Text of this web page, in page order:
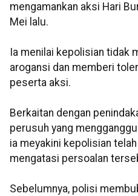
mengamankan aksi Hari
Mei lalu.
Ia menilai kepolisian tidak
arogansi dan memberi
peserta aksi.
Berkaitan dengan
perusuh yang
ia meyakini kepolisian
mengatasi persoalan
Sebelumnya, polisi